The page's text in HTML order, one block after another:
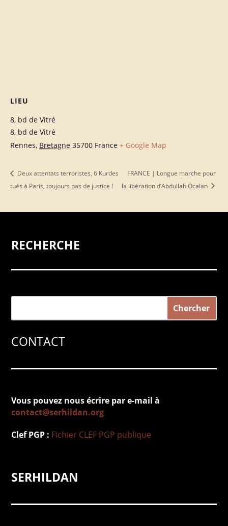
LIEU
8, bd de Vitré
8, bd de Vitré
Rennes, Bretagne 35700 France + Google Map
Deux attentats terroristes, 6 Kurdes
tués à Paris, toujours pas de justice !
FRANCE | Longue marche pour
la libération d’Abdullah Öcalan
RECHERCHE
CONTACT
Vous pouvez nous écrire par e-mail à
contact@serhildan.org
Clef PGP : Fichier CLEF PGP publique
SERHILDAN